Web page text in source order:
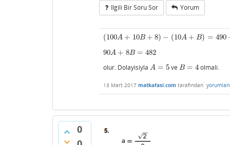
Ilgili Bir Soru Sor Yorum
(100A + 10B + 8) − (10A + B) = 490
(100A+ 10 B+8)−(10A +B =490+ B
90A + 8B = 482
90A+8B= 482
olur. Dolayisiyla A = 5
A= 5 ve B = 4
B= 4 olmali.
13 Mart 2017 matkafasi.com tarafından
0